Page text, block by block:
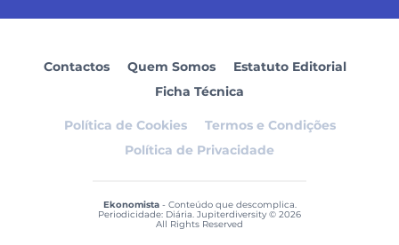
Contactos Quem Somos
Estatuto Editorial
Ficha Técnica
Política de Cookies
Termos e Condições
Política de Privacidade
Ekonomista- Conteúdo que descomplica.
Periodicidade: Diária. Jupiterdiversity © 2026
All Rights Reserved